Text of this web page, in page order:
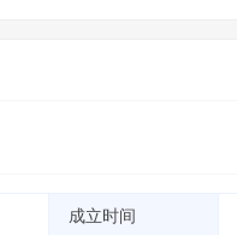
成立时间